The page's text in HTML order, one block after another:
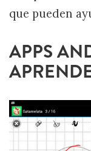
que pueden
APPS